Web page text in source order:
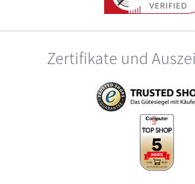
Zertifikate und